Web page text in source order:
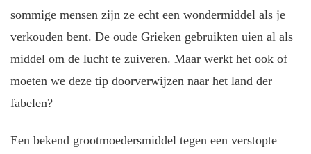
sommige mensen zijn ze echt een wondermiddel als je
verkouden bent. De oude Grieken gebruikten uien al als
middel om de lucht te zuiveren. Maar werkt het ook of
moeten we deze tip doorverwijzen naar het land der
fabelen?
Een bekend grootmoedersmiddel tegen een verstopte